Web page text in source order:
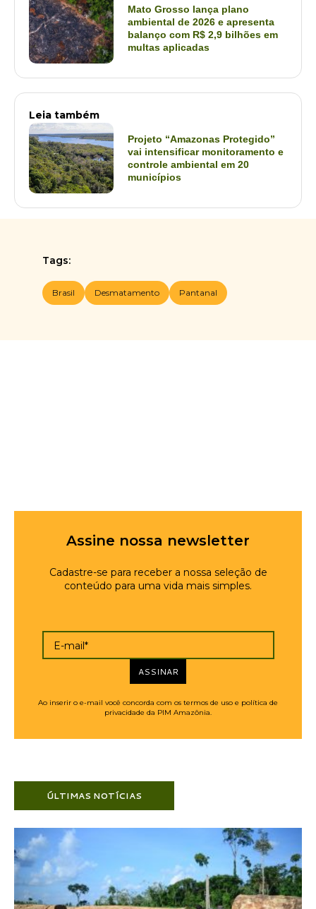
Mato Grosso lança plano
ambiental de 2026 e apresenta
balanço com R$ 2,9 bilhões em
multas aplicadas
Leia também
Projeto “Amazonas Protegido”
vai intensificar monitoramento e
controle ambiental em 20
municípios
Tags:
Brasil Desmatamento Pantanal
Assine nossa newsletter
Cadastre-se para receber a nossa seleção de
conteúdo para uma vida mais simples.
E-mail*
ASSINAR
Ao inserir o e-mail você concorda com os termos de uso e política de
privacidade da PIM Amazônia.
ÚLTIMAS NOTÍCIAS